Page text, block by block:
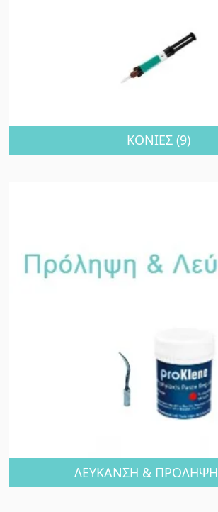
ΚΟΝΙΕΣ (9)
ΛΕΥΚΑΝΣΗ & ΠΡΟΛΗΨΗ